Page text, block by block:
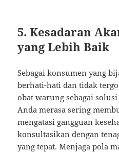
5.Kesadaran
yang Lebih Baik
Sebagai konsumen yang
berhati-hati dan tidak
obat warung sebagai
Anda merasa sering
mengatasi gangguan
konsultasikan dengan
yang tepat. Menjaga pola